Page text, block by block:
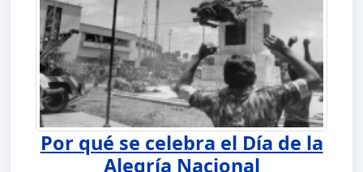
Por qué se celebra el Día de la
Alegría Nacional